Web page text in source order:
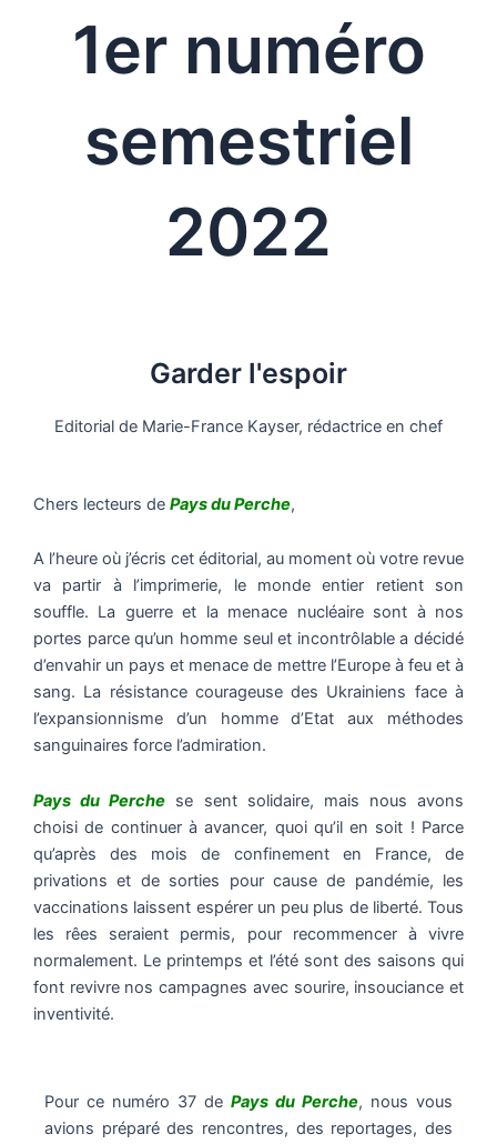
1er numéro
semestriel
2022
Garder l'espoir
Editorial de Marie-France Kayser, rédactrice en chef
Chers lecteurs de Pays du Perche,
A l’heure où j’écris cet éditorial, au moment où votre revue
va partir à l’imprimerie, le monde entier retient son
souffle. La guerre et la menace nucléaire sont à nos
portes parce qu’un homme seul et incontrôlable a décidé
d’envahir un pays et menace de mettre l’Europe à feu et à
sang. La résistance courageuse des Ukrainiens face à
l’expansionnisme d’un homme d’Etat aux méthodes
sanguinaires force l’admiration.
Pays du Perche se sent solidaire, mais nous avons
choisi de continuer à avancer, quoi qu’il en soit ! Parce
qu’après des mois de confinement en France, de
privations et de sorties pour cause de pandémie, les
vaccinations laissent espérer un peu plus de liberté. Tous
les rêes seraient permis, pour recommencer à vivre
normalement. Le printemps et l’été sont des saisons qui
font revivre nos campagnes avec sourire, insouciance et
inventivité.
Pour ce numéro 37 de Pays du Perche, nous vous
avions préparé des rencontres, des reportages, des